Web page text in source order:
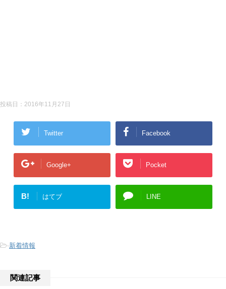
投稿日： 2016年11月27日
Twitter Facebook
Google+ Pocket
B! はてブ LINE
-新着情報
関連記事